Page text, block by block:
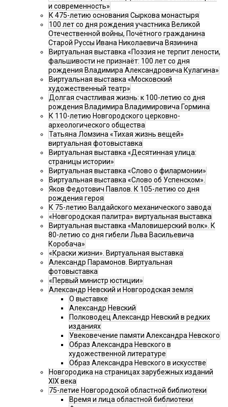
и современность»
К 475-летию основания Сыркова монастыря
100 лет со дня рождения участника Великой
Отечественной войны, Почётного гражданина
Старой Руссы Ивана Николаевича Вязинина
Виртуальная выставка «Поэзия не терпит лености,
фальшивости не признаёт: 100 лет со дня
рождения Владимира Александровича Кулагина»
Виртуальная выставка «Московский
художественный театр»
Долгая счастливая жизнь: к 100-летию со дня
рождения Владимира Владимировича Гормина
К 110-летию Новгородского церковно-
археологического общества
Татьяна Ломзина «Тихая жизнь вещей»
виртуальная фотовыставка
Виртуальная выставка «Десятинная улица:
страницы истории»
Виртуальная выставка «Слово о филармонии»
Виртуальная выставка «Слово об Успенском».
Яков Федотович Павлов. К 105-летию со дня
рождения героя
К 75-летию Валдайского механического завода
«Новгородская палитра» виртуальная выставка
Виртуальная выставка «Маловишерский волк». К
80-летию со дня гибели Льва Васильевича
Коробача»
«Краски жизни». Виртуальная выставка
Александр Парамонов. Виртуальная
фотовыставка
«Первый министр юстиции»
Александр Невский и Новгородская земля
О выставке
Александр Невский
Полководец Александр Невский в редких
изданиях
Увековечение памяти Александра Невского
Образ Александра Невского в
художественной литературе
Образ Александра Невского в искусстве
Новгородика на страницах зарубежных изданий
XIX века
75-летие Новгородской областной библиотеки
Время и лица областной библиотеки